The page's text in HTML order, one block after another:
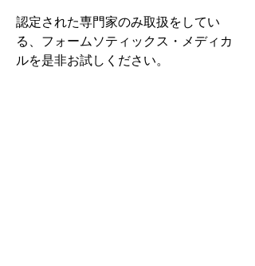
認定された専門家のみ取扱をしてい
る、フォームソティックス・メディカ
ルを是非お試しください。